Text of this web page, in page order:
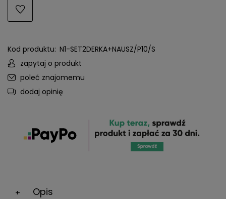
Kod produktu: N1-SET2DERKA+NAUSZ/P10/S
zapytaj o produkt
poleć znajomemu
dodaj opinię
Opis